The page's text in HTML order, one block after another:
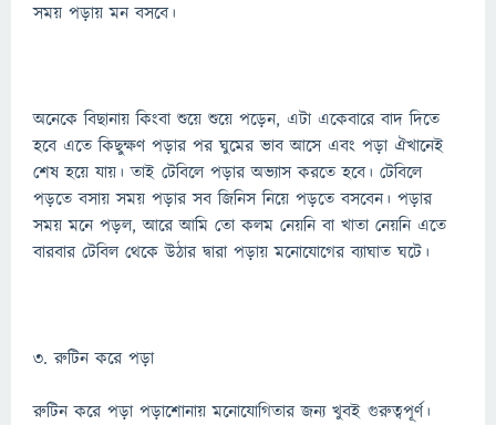
সময় পড়ায় মন বসবে।
অনেকে বিছানায় কিংবা শুয়ে শুয়ে পড়েন, এটা একেবারে বাদ দিতে
হবে এতে কিছুক্ষণ পড়ার পর ঘুমের ভাব আসে এবং পড়া ঐখানেই
শেষ হয়ে যায়। তাই টেবিলে পড়ার অভ্যাস করতে হবে। টেবিলে
পড়তে বসায় সময় পড়ার সব জিনিস নিয়ে পড়তে বসবেন। পড়ার
সময় মনে পড়ল, আরে আমি তো কলম নেয়নি বা খাতা নেয়নি এতে
বারবার টেবিল থেকে উঠার দ্বারা পড়ায় মনোযোগের ব্যাঘাত ঘটে।
৩. রুটিন করে পড়া
রুটিন করে পড়া পড়াশোনায় মনোযোগিতার জন্য খুবই গুরুত্বপূর্ণ।